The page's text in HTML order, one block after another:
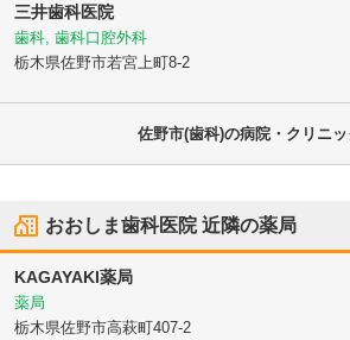
三井歯科医院
歯科, 歯科口腔外科
栃木県佐野市若宮上町8-2
佐野市(歯科)の病院・クリニ
おおしま歯科医院近隣の薬局
KAGAYAKI薬局
薬局
栃木県佐野市高萩町407-2